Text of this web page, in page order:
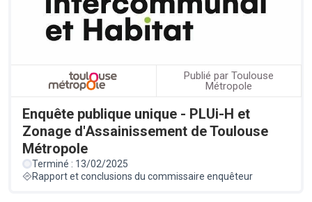
Publié par Toulouse
Métropole
Enquête publique unique - PLUi-H et
Zonage d'Assainissement de Toulouse
Métropole
Terminé : 13/02/2025
Rapport et conclusions du commissaire enquêteur